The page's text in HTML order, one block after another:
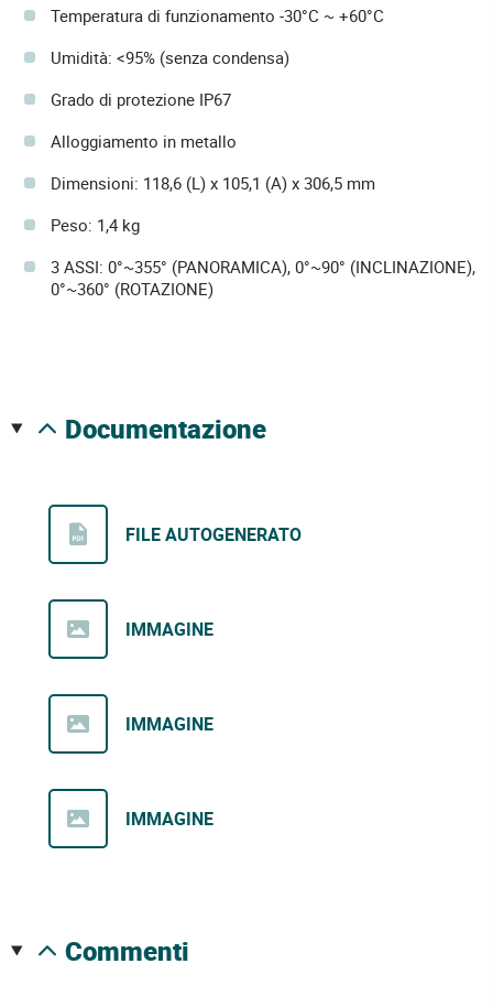
Temperatura di funzionamento -30°C ~ +60°C
Umidità: <95% (senza condensa)
Grado di protezione IP67
Alloggiamento in metallo
Dimensioni: 118,6 (L) x 105,1 (A) x 306,5 mm
Peso: 1,4 kg
3 ASSI: 0°~355° (PANORAMICA), 0°~90° (INCLINAZIONE),
0°~360° (ROTAZIONE)
documentazione
FILE AUTOGENERATO
IMMAGINE
IMMAGINE
IMMAGINE
commenti